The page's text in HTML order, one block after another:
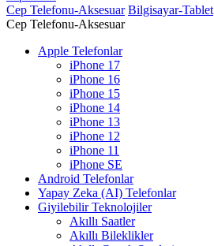
Cep Telefonu-Aksesuar Bilgisayar-Tablet
Cep Telefonu-Aksesuar
Apple Telefonlar
iPhone 17
iPhone 16
iPhone 15
iPhone 14
iPhone 13
iPhone 12
iPhone 11
iPhone SE
Android Telefonlar
Yapay Zeka (AI) Telefonlar
Giyilebilir Teknolojiler
Akıllı Saatler
Akıllı Bileklikler